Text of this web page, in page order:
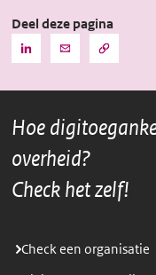
Deel deze pagina
Deel
pagina
LinkedIn
Deel
pagina
Mail
Kopieer
de
naar
Hoe
overheid?
Check het zelf!
Check een organisatie